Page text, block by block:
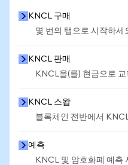
KNCL 구매
몇 번의 탭으로 시작하세
KNCL 판매
KNCL을(를) 현금으로
KNCL 스왑
블록체인 전반에서
예측
KNCL 및 암호화폐 예측